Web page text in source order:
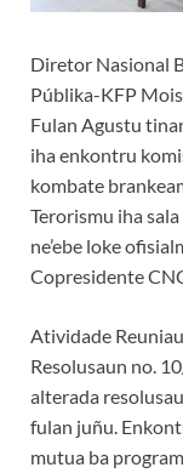
Diretor Nasional
Públika-KFP
Fulan Agustu
iha enkontru
kombate
Terorismu iha
ne’ebe loke
Copresidente
Atividade
Resolusaun no.
alterada
fulan juñu.
mutua ba